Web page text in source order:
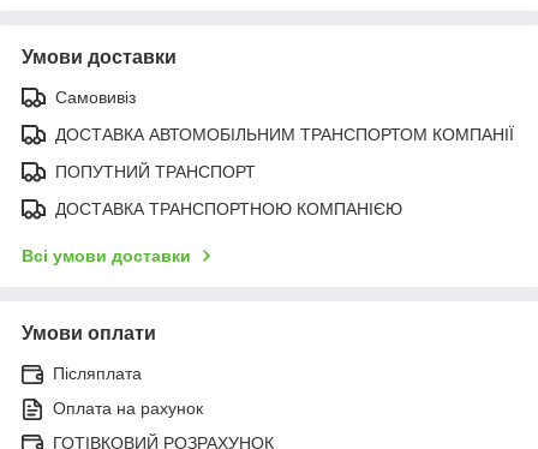
Умови доставки
Самовивіз
ДОСТАВКА АВТОМОБІЛЬНИМ ТРАНСПОРТОМ КОМПАНІЇ
ПОПУТНИЙ ТРАНСПОРТ
ДОСТАВКА ТРАНСПОРТНОЮ КОМПАНІЄЮ
Всі умови доставки
Умови оплати
Післяплата
Оплата на рахунок
ГОТІВКОВИЙ РОЗРАХУНОК